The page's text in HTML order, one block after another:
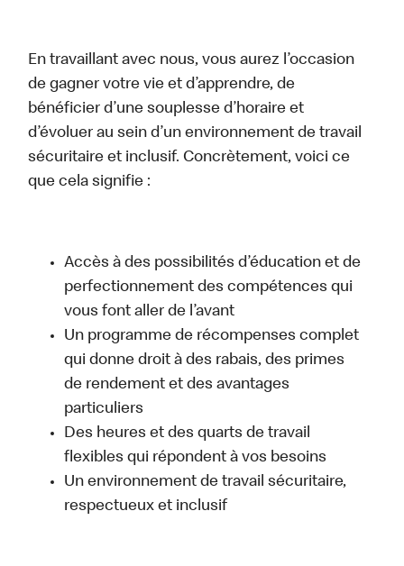
En travaillant avec nous, vous aurez l’occasion
de gagner votre vie et d’apprendre, de
bénéficier d’une souplesse d’horaire et
d’évoluer au sein d’un environnement de travail
sécuritaire et inclusif. Concrètement, voici ce
que cela signifie :
Accès à des possibilités d’éducation et de
perfectionnement des compétences qui
vous font aller de l’avant
Un programme de récompenses complet
qui donne droit à des rabais, des primes
de rendement et des avantages
particuliers
Des heures et des quarts de travail
flexibles qui répondent à vos besoins
Un environnement de travail sécuritaire,
respectueux et inclusif